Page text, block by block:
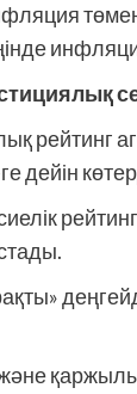
дейін